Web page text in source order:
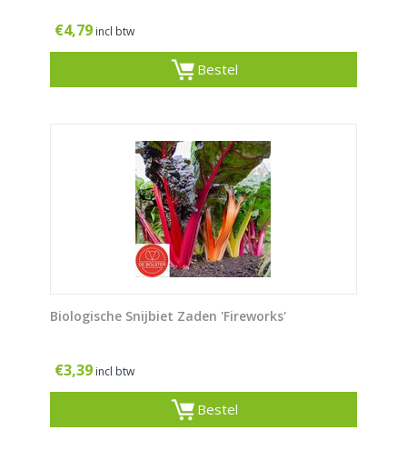
€4,79 incl btw
Bestel
Biologische Snijbiet Zaden 'Fireworks'
€3,39 incl btw
Bestel